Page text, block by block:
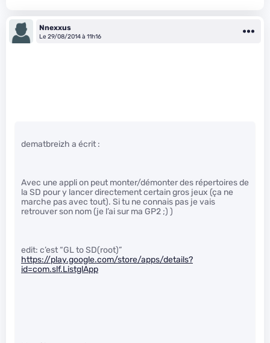
Nnexxus
Le 29/08/2014 à 11h16
dematbreizh a écrit :
Avec une appli on peut monter/démonter des répertoires de
la SD pour y lancer directement certain gros jeux (ça ne
marche pas avec tout). Si tu ne connais pas je vais
retrouver son nom (je l’ai sur ma GP2 ;) )
edit: c’est “GL to SD(root)”
https://play.google.com/store/apps/details?
id=com.slf.ListglApp